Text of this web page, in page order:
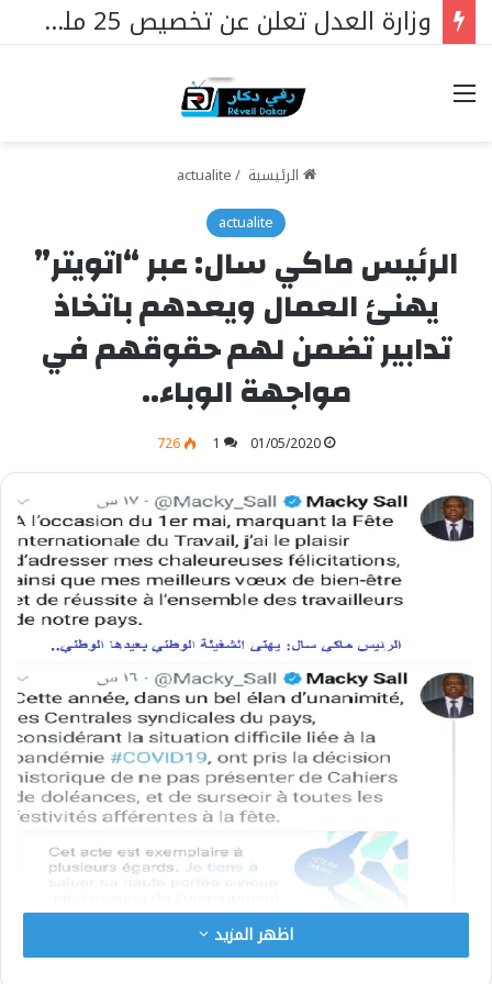
وزارة العدل تعلن عن تخصيص 25 مليار فرنك سيفا لإنشاء سجون جديدة في السنغال …
خيارات
الرئيسية /
actualite
actualite
الرئيس ماكي سال: عبر “اتويتر”
يهنئ العمال ويعدهم باتخاذ
تدابير تضمن لهم حقوقهم في
مواجهة الوباء..
01/05/2020
1
726
اظهر المزيد